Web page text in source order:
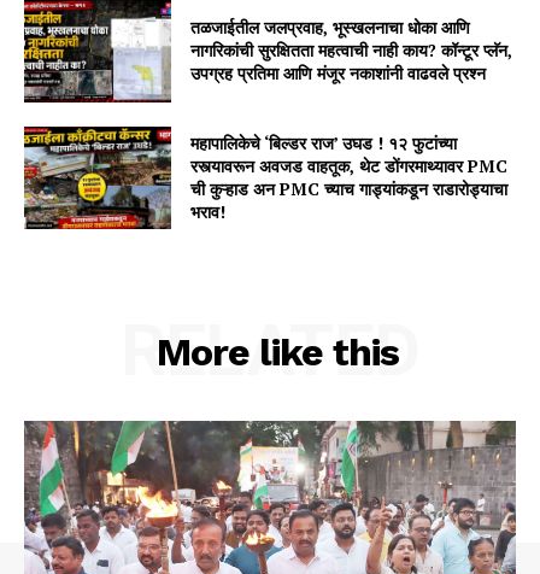
तळजाईतील जलप्रवाह, भूस्खलनाचा धोका आणि
नागरिकांची सुरक्षितता महत्वाची नाही काय? कॉन्टूर प्लॅन,
उपग्रह प्रतिमा आणि मंजूर नकाशांनी वाढवले प्रश्न
महापालिकेचे ‘बिल्डर राज’ उघड ! १२ फुटांच्या
रस्त्यावरून अवजड वाहतूक, थेट डोंगरमाथ्यावर PMC
ची कुऱ्हाड अन PMC च्याच गाड्यांकडून राडारोड्याचा
भराव!
More like this
RELATED